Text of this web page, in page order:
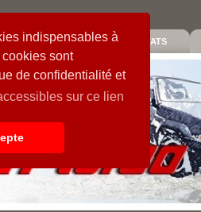
indispensables à
sont
de confidentialité et
sur ce lien
GUIDE STATS